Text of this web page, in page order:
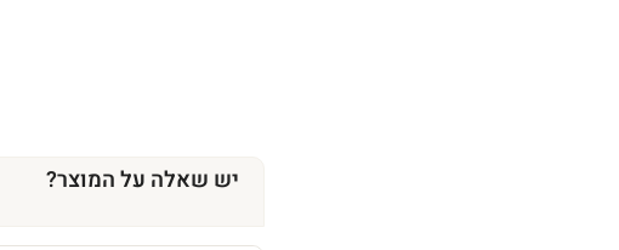
יש שאלה על המוצר?